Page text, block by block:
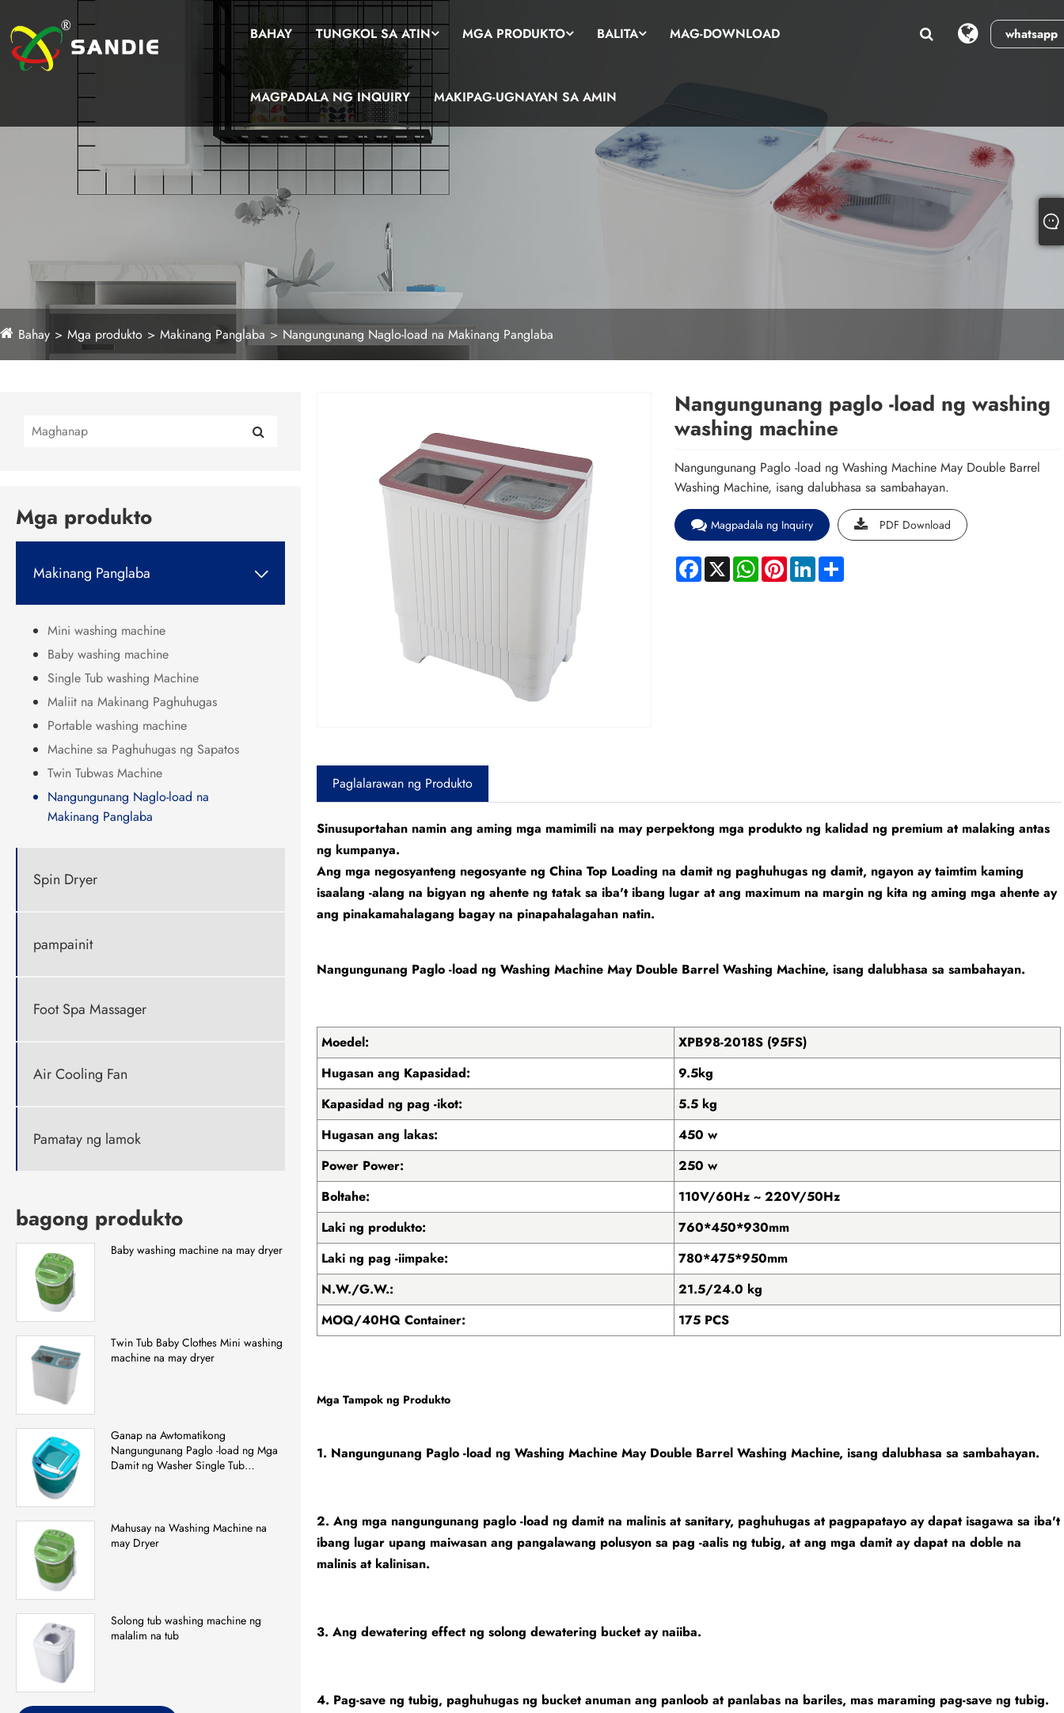
whatsapp
BAHAY TUNGKOL SA ATIN MGA PRODUKTO BALITA MAG-DOWNLOAD
MAGPADALA NG INQUIRY MAKIPAG-UGNAYAN SA AMIN
Bahay Mga produkto Makinang Panglaba Nangungunang Naglo-load na Makinang Panglaba
Mga produkto
Makinang Panglaba 
Mini washing machine
Baby washing machine
Single Tub washing Machine
Maliit na Makinang Paghuhugas
Portable washing machine
Machine sa Paghuhugas ng Sapatos
Twin Tubwas Machine
Nangungunang Naglo-load na
Makinang Panglaba
Spin Dryer
pampainit
Foot Spa Massager
Air Cooling Fan
Pamatay ng lamok
bagong produkto
Baby washing machine na may dryer
Twin Tub Baby Clothes Mini washing
machine na may dryer
Ganap na Awtomatikong
Nangungunang Paglo -load ng Mga
Damit ng Washer Single Tub
Mahusay na Washing Machine na
may Dryer
Solong tub washing machine ng
malalim na tub
Nangungunang paglo -load ng washing
washing machine
Nangungunang Paglo -load ng Washing Machine May Double Barrel
Washing Machine, isang dalubhasa sa sambahayan.
Magpadala ng Inquiry PDF Download
Facebook
X WhatsApp
PinterestLinkedInShare
Paglalarawan ng Produkto
Sinusuportahan namin ang aming mga mamimili na may perpektong mga produkto ng kalidad ng premium at malaking antas
ng kumpanya.
Ang mga negosyanteng negosyante ng China Top Loading na damit ng paghuhugas ng damit, ngayon ay taimtim kaming
isaalang -alang na bigyan ng ahente ng tatak sa iba't ibang lugar at ang maximum na margin ng kita ng aming mga ahente ay
ang pinakamahalagang bagay na pinapahalagahan natin.
Nangungunang Paglo -load ng Washing Machine May Double Barrel Washing Machine, isang dalubhasa sa sambahayan.
Moedel:
XPB98-2018S (95FS)
Hugasan ang Kapasidad:
9.5kg
Kapasidad ng pag -ikot:
5.5 kg
Hugasan ang lakas:
450 w
Power Power:
250 w
Boltahe:
110V/60Hz ~ 220V/50Hz
Laki ng produkto:
760*450*930mm
Laki ng pag -iimpake:
780*475*950mm
N.W./G.W.:
21.5/24.0 kg
MOQ/40HQ Container:
175 PCS
Mga Tampok ng Produkto
1. Nangungunang Paglo -load ng Washing Machine May Double Barrel Washing Machine, isang dalubhasa sa sambahayan.
2. Ang mga nangungunang paglo -load ng damit na malinis at sanitary, paghuhugas at pagpapatayo ay dapat isagawa sa iba't
ibang lugar upang maiwasan ang pangalawang polusyon sa pag -aalis ng tubig, at ang mga damit ay dapat na doble na
malinis at kalinisan.
3. Ang dewatering effect ng solong dewatering bucket ay naiiba.
4. Pag-save ng tubig, paghuhugas ng bucket anuman ang panloob at panlabas na bariles, mas maraming pag-save ng tubig.